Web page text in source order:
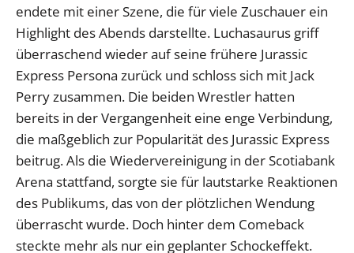
endete mit einer Szene, die für viele Zuschauer ein
Highlight des Abends darstellte. Luchasaurus griff
überraschend wieder auf seine frühere Jurassic
Express Persona zurück und schloss sich mit Jack
Perry zusammen. Die beiden Wrestler hatten
bereits in der Vergangenheit eine enge Verbindung,
die maßgeblich zur Popularität des Jurassic Express
beitrug. Als die Wiedervereinigung in der Scotiabank
Arena stattfand, sorgte sie für lautstarke Reaktionen
des Publikums, das von der plötzlichen Wendung
überrascht wurde. Doch hinter dem Comeback
steckte mehr als nur ein geplanter Schockeffekt.